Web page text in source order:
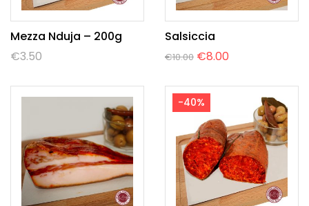
Mezza Nduja – 200g
€3.50
Salsiccia
€10.00 €8.00
-40%